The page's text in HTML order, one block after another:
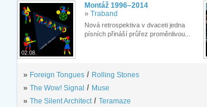
02.08.
Montáž 1996–2014
» Traband
Nová retrospektiva v dvaceti jedna
písních přináší průřez proměnlivou...
» Foreign Tongues / Rolling Stones
» The Wow! Signal / Muse
» The Silent Architect / Teramaze